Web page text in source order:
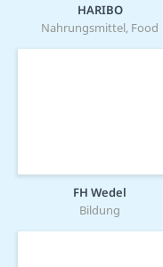
HARIBO
Nahrungsmittel, Food
FH Wedel
Bildung